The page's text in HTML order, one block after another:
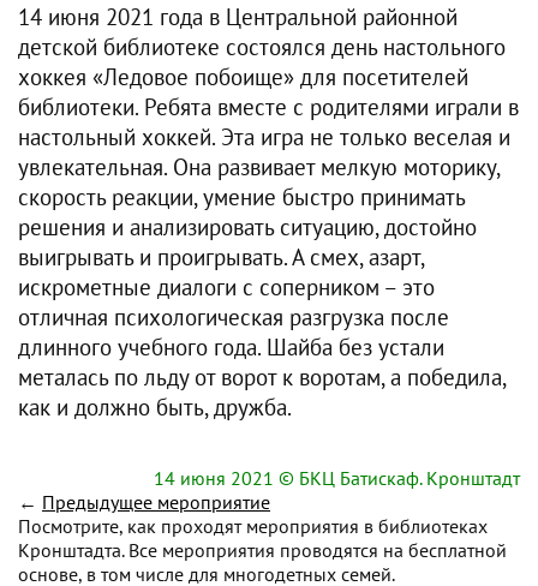
14 июня 2021 года в Центральной районной
детской библиотеке состоялся день настольного
хоккея «Ледовое побоище» для посетителей
библиотеки. Ребята вместе с родителями играли в
настольный хоккей. Эта игра не только веселая и
увлекательная. Она развивает мелкую моторику,
скорость реакции, умение быстро принимать
решения и анализировать ситуацию, достойно
выигрывать и проигрывать. А смех, азарт,
искрометные диалоги с соперником – это
отличная психологическая разгрузка после
длинного учебного года. Шайба без устали
металась по льду от ворот к воротам, а победила,
как и должно быть, дружба.
14 июня 2021 © БКЦ Батискаф. Кронштадт
← Предыдущее мероприятие
Посмотрите, как проходят мероприятия в библиотеках
Кронштадта. Все мероприятия проводятся на бесплатной
основе, в том числе для многодетных семей.